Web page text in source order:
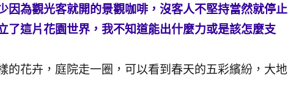
因為觀光客就開的景觀咖啡，沒客人不堅持當然就停止
了這片花園世界，我不知道能出什麼力或是該怎麼支
的花卉，庭院走一圈，可以看到春天的五彩繽紛，大地